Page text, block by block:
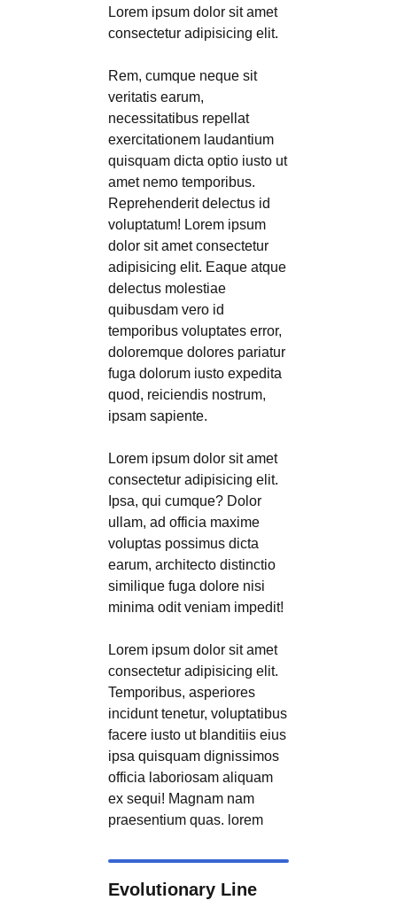
Lorem ipsum dolor sit amet
consectetur adipisicing elit.
Rem, cumque neque sit
veritatis earum,
necessitatibus repellat
exercitationem laudantium
quisquam dicta optio iusto ut
amet nemo temporibus.
Reprehenderit delectus id
voluptatum! Lorem ipsum
dolor sit amet consectetur
adipisicing elit. Eaque atque
delectus molestiae
quibusdam vero id
temporibus voluptates error,
doloremque dolores pariatur
fuga dolorum iusto expedita
quod, reiciendis nostrum,
ipsam sapiente.
Lorem ipsum dolor sit amet
consectetur adipisicing elit.
Ipsa, qui cumque? Dolor
ullam, ad officia maxime
voluptas possimus dicta
earum, architecto distinctio
similique fuga dolore nisi
minima odit veniam impedit!
Lorem ipsum dolor sit amet
consectetur adipisicing elit.
Temporibus, asperiores
incidunt tenetur, voluptatibus
facere iusto ut blanditiis eius
ipsa quisquam dignissimos
officia laboriosam aliquam
ex sequi! Magnam nam
praesentium quas. lorem
Evolutionary Line